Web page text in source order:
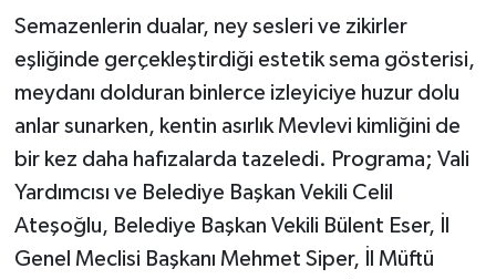
Semazenlerin dualar, ney sesleri ve zikirler
eşliğinde gerçekleştirdiği estetik sema gösterisi,
meydanı dolduran binlerce izleyiciye huzur dolu
anlar sunarken, kentin asırlık Mevlevi kimliğini de
bir kez daha hafızalarda tazeledi. Programa; Vali
Yardımcısı ve Belediye Başkan Vekili Celil
Ateşoğlu, Belediye Başkan Vekili Bülent Eser, İl
Genel Meclisi Başkanı Mehmet Siper, İl Müftü